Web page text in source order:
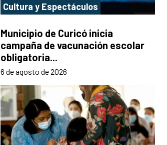
Cultura y Espectáculos
Municipio de Curicó inicia
campaña de vacunación escolar
obligatoria...
6 de agosto de 2026